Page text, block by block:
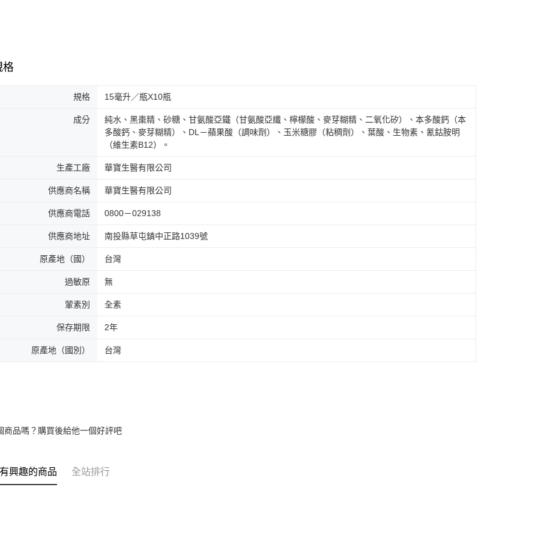
格
規格 15毫升／瓶X10瓶
成分
純水、黑棗精、砂糖、甘氨酸亞鐵（甘氨酸亞纖、檸檬酸、麥芽糊精、二氧化矽）、本多酸鈣（本
多酸鈣、麥芽糊精）、DL－蘋果酸（調味劑）、玉米糖膠（粘稠劑）、葉酸、生物素、氰鈷胺明
（維生素B12）。
生產工廠 華寶生醫有限公司
供應商名稱 華寶生醫有限公司
供應商電話 0800－029138
供應商地址 南投縣草屯鎮中正路1039號
原產地（國） 台灣
過敏原 無
葷素別 全素
保存期限 2年
原產地（國別） 台灣
商品嗎？購買後給他一個好評吧
興趣的商品 全站排行